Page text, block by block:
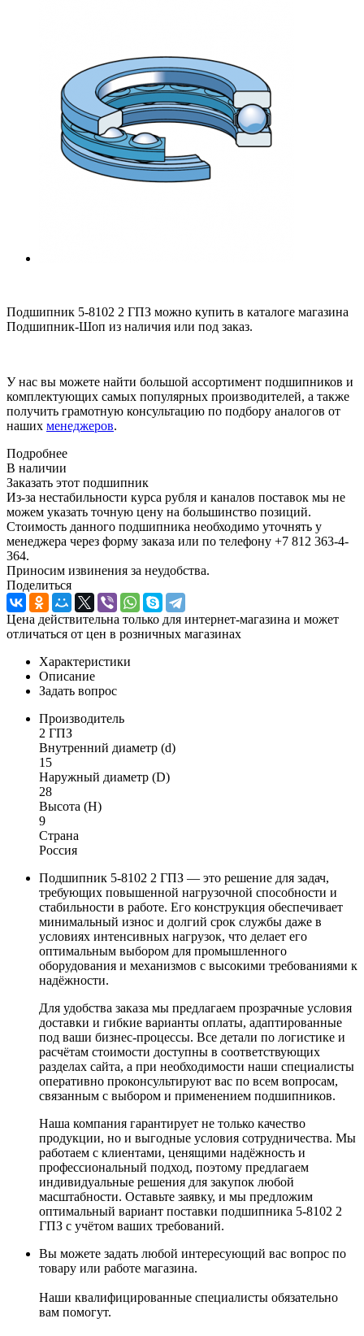
Подшипник 5-8102 2 ГПЗ можно купить в каталоге магазина
Подшипник-Шоп из наличия или под заказ.
У нас вы можете найти большой ассортимент подшипников и
комплектующих самых популярных производителей, а также
получить грамотную консультацию по подбору аналогов от
наших менеджеров.
Подробнее
В наличии
Заказать этот подшипник
Из-за нестабильности курса рубля и каналов поставок мы не
можем указать точную цену на большинство позиций.
Стоимость данного подшипника необходимо уточнять у
менеджера через форму заказа или по телефону +7 812 363-4-
364.
Приносим извинения за неудобства.
Поделиться
Цена действительна только для интернет-магазина и может
отличаться от цен в розничных магазинах
Характеристики
Описание
Задать вопрос
Производитель
2 ГПЗ
Внутренний диаметр (d)
15
Наружный диаметр (D)
28
Высота (H)
9
Страна
Россия
Подшипник 5-8102 2 ГПЗ — это решение для задач,
требующих повышенной нагрузочной способности и
стабильности в работе. Его конструкция обеспечивает
минимальный износ и долгий срок службы даже в
условиях интенсивных нагрузок, что делает его
оптимальным выбором для промышленного
оборудования и механизмов с высокими требованиями к
надёжности.
Для удобства заказа мы предлагаем прозрачные условия
доставки и гибкие варианты оплаты, адаптированные
под ваши бизнес-процессы. Все детали по логистике и
расчётам стоимости доступны в соответствующих
разделах сайта, а при необходимости наши специалисты
оперативно проконсультируют вас по всем вопросам,
связанным с выбором и применением подшипников.
Наша компания гарантирует не только качество
продукции, но и выгодные условия сотрудничества. Мы
работаем с клиентами, ценящими надёжность и
профессиональный подход, поэтому предлагаем
индивидуальные решения для закупок любой
масштабности. Оставьте заявку, и мы предложим
оптимальный вариант поставки подшипника 5-8102 2
ГПЗ с учётом ваших требований.
Вы можете задать любой интересующий вас вопрос по
товару или работе магазина.
Наши квалифицированные специалисты обязательно
вам помогут.